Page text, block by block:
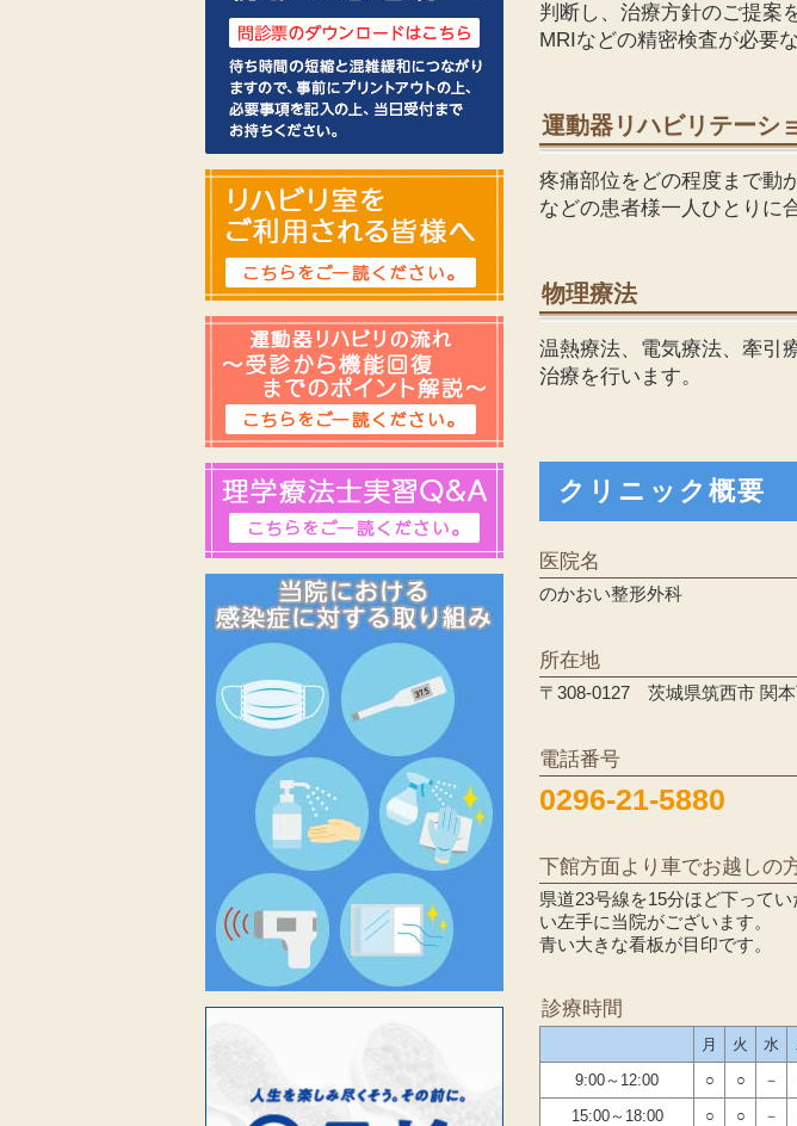
判断し、治療方針のご提案
MRIなどの精密検査が必要
運動器リハビリテーシ
疼痛部位をどの程度まで動
などの患者様一人ひとりに
物理療法
温熱療法、電気療法、牽引
治療を行います。
クリニック概要
医院名
のかおい整形外科
所在地
〒308-0127 茨城県筑西市 関本
電話番号
0296-21-5880
下館方面より車でお越しの
県道23号線を15分ほど下って
い左手に当院がございます。
青い大きな看板が目印です。
診療時間
月 火 水
9:00～12:00
○ ○ －
15:00～18:00
○ ○ －